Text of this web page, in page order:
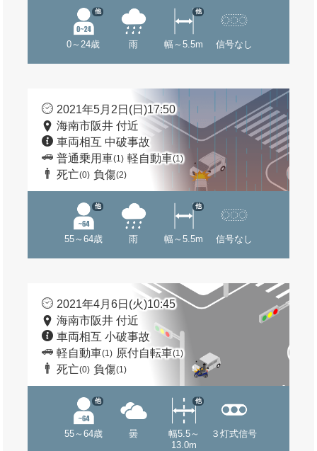
0～24歳
他
雨 幅～5.5m
他
信号なし
2021年5月2日(日)17:50
海南市阪井 付近
車両相互 中破事故
普通乗用車(1) 軽自動車(1)
死亡(0) 負傷(2)
55～64歳
他
雨 幅～5.5m
他
信号なし
2021年4月6日(火)10:45
海南市阪井 付近
車両相互 小破事故
軽自動車(1) 原付自転車(1)
死亡(0) 負傷(1)
55～64歳
他
曇
幅5.5～
13.0m
他
３灯式信号